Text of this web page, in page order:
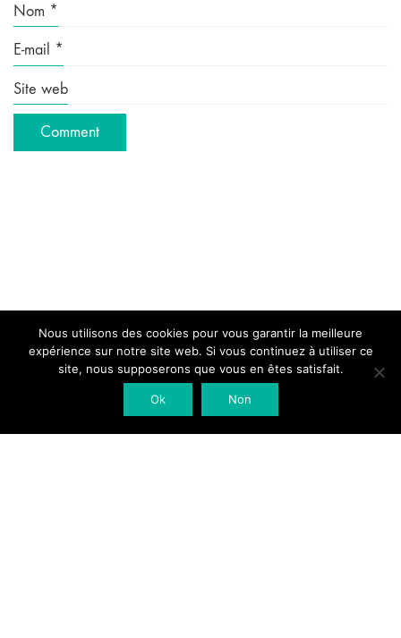
Nom *
E-mail *
Site web
Nous utilisons des cookies pour vous garantir la meilleure
expérience sur notre site web. Si vous continuez à utiliser ce
site, nous supposerons que vous en êtes satisfait.
Ok Non